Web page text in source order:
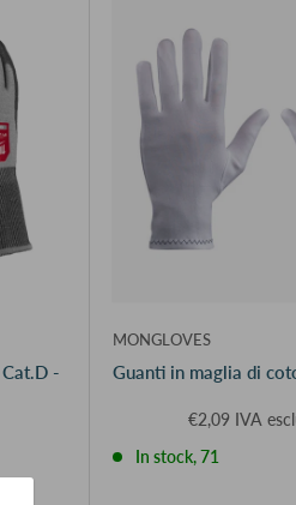
-
MONGLOVES
Guanti in maglia di
€2,09 IVA
In stock, 71